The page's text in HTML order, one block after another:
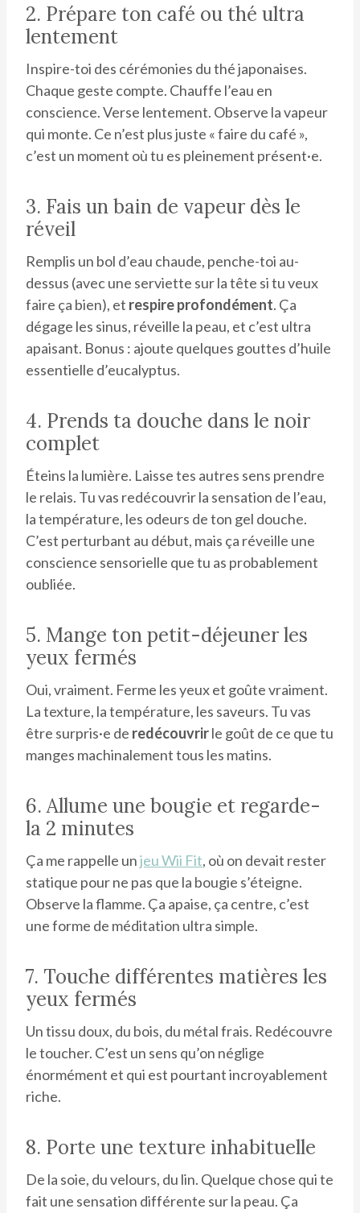
2. Prépare ton café ou thé ultra
lentement
Inspire-toi des cérémonies du thé japonaises.
Chaque geste compte. Chauffe l’eau en
conscience. Verse lentement. Observe la vapeur
qui monte. Ce n’est plus juste « faire du café »,
c’est un moment où tu es pleinement présent·e.
3. Fais un bain de vapeur dès le
réveil
Remplis un bol d’eau chaude, penche-toi au-
dessus (avec une serviette sur la tête si tu veux
faire ça bien), et respire profondément. Ça
dégage les sinus, réveille la peau, et c’est ultra
apaisant. Bonus : ajoute quelques gouttes d’huile
essentielle d’eucalyptus.
4. Prends ta douche dans le noir
complet
Éteins la lumière. Laisse tes autres sens prendre
le relais. Tu vas redécouvrir la sensation de l’eau,
la température, les odeurs de ton gel douche.
C’est perturbant au début, mais ça réveille une
conscience sensorielle que tu as probablement
oubliée.
5. Mange ton petit-déjeuner les
yeux fermés
Oui, vraiment. Ferme les yeux et goûte vraiment.
La texture, la température, les saveurs. Tu vas
être surpris·e de redécouvrirle goût de ce que tu
manges machinalement tous les matins.
6. Allume une bougie et regarde-
la 2 minutes
Ça me rappelle unjeu Wii Fit, où on devait rester
statique pour ne pas que la bougie s’éteigne.
Observe la flamme. Ça apaise, ça centre, c’est
une forme de méditation ultra simple.
7. Touche différentes matières les
yeux fermés
Un tissu doux, du bois, du métal frais. Redécouvre
le toucher. C’est un sens qu’on néglige
énormément et qui est pourtant incroyablement
riche.
8. Porte une texture inhabituelle
De la soie, du velours, du lin. Quelque chose qui te
fait une sensation différente sur la peau. Ça